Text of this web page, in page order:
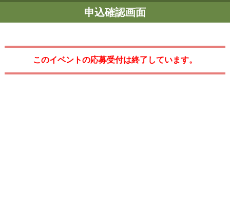
申込確認画面
このイベントの応募受付は終了しています。